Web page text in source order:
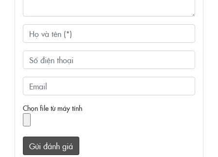
Chọn file từ máy tính
Gửi đánh giá